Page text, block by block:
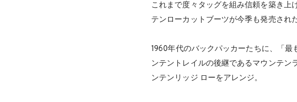
これまで度々タッグを組み信頼を築き上
テンローカットブーツが今季も発売された
1960年代のバックパッカーたちに、「
ンテントレイルの後継であるマウンテン
ンテンリッジ ローをアレンジ。